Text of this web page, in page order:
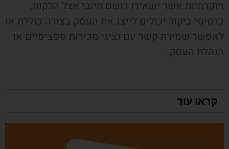
ויוקרתיות אשר ישאירו רושם חיובי אצל הלקוח.
כרטיסי ביקור יכולים לייצג את העסק בצורה כוללת או
לאפשר שמירת קשר עם נציגי מכירות ספציפיים או
הנהלת העסק.
קראו עוד